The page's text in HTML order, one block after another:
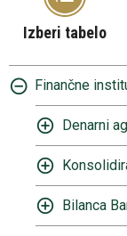
Izberi tabelo
Finančne
Denarni
Bilanca